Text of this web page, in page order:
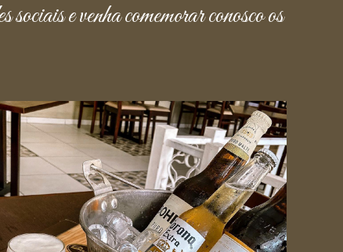
e venha comemorar conosco os